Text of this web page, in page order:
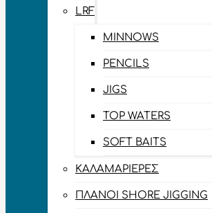
LRF
MINNOWS
PENCILS
JIGS
TOP WATERS
SOFT BAITS
ΚΑΛΑΜΑΡΙΈΡΕΣ
ΠΛΆΝΟΙ SHORE JIGGING